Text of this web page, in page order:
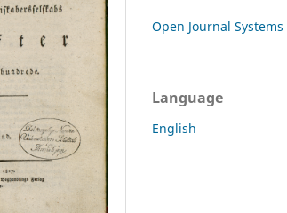
Open Journal Systems
Language
English